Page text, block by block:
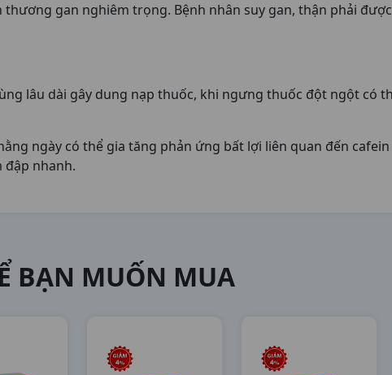
gan nghiêm trọng. Bệnh nhân suy gan, thận phải
lâu dài gây dung nạp thuốc, khi ngưng thuốc đột ngột có
ngày có thể gia tăng phản ứng bất lợi liên quan đến
đập nhanh.
BẠN MUỐN MUA